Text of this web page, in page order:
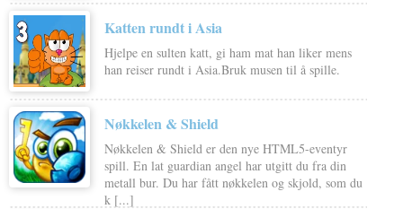
Katten rundt i Asia
Hjelpe en sulten katt, gi ham mat han liker mens
han reiser rundt i Asia.Bruk musen til å spille.
Nøkkelen & Shield
Nøkkelen & Shield er den nye HTML5-eventyr
spill. En lat guardian angel har utgitt du fra din
metall bur. Du har fått nøkkelen og skjold, som du
k [...]